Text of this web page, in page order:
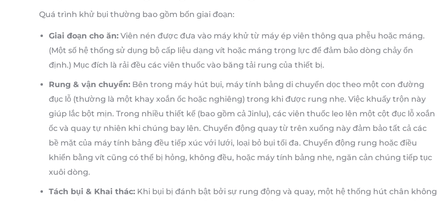
Quá trình khử bụi thường bao gồm bốn giai đoạn:
Giai đoạn cho ăn: Viên nén được đưa vào máy khử từ máy ép viên thông qua phễu hoặc máng.
(Một số hệ thống sử dụng bộ cấp liệu dạng vít hoặc máng trọng lực để đảm bảo dòng chảy ổn
định.) Mục đích là rải đều các viên thuốc vào băng tải rung của thiết bị.
Rung & vận chuyển: Bên trong máy hút bụi, máy tính bảng di chuyển dọc theo một con đường
đục lỗ (thường là một khay xoắn ốc hoặc nghiêng) trong khi được rung nhẹ. Việc khuấy trộn này
giúp lắc bột mịn. Trong nhiều thiết kế (bao gồm cả Jinlu), các viên thuốc leo lên một cột đục lỗ xoắn
ốc và quay tự nhiên khi chúng bay lên. Chuyển động quay từ trên xuống này đảm bảo tất cả các
bề mặt của máy tính bảng đều tiếp xúc với lưới, loại bỏ bụi tối đa. Chuyển động rung hoặc điều
khiển bằng vít cũng có thể bị hỏng, không đều, hoặc máy tính bảng nhẹ, ngăn cản chúng tiếp tục
xuôi dòng.
Tách bụi & Khai thác: Khi bụi bị đánh bật bởi sự rung động và quay, một hệ thống hút chân không